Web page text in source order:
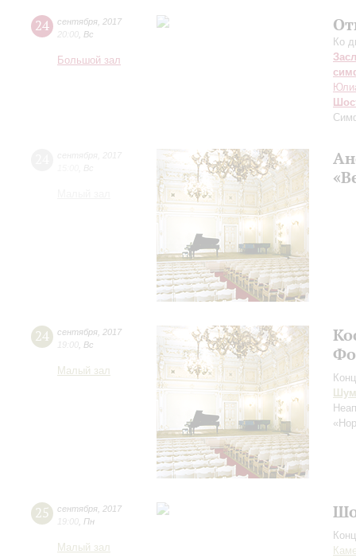
24 сентября 2017
20:00 Вс
Большой зал
Ко
24 сентября 2017
19:00 Вс
Малый зал
25 сентября 2017
19:00 Пн
Малый зал